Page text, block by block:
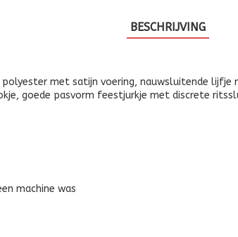
BESCHRIJVING
met satijn voering, nauwsluitende
goede pasvorm feestjurkje met discrete
machine was